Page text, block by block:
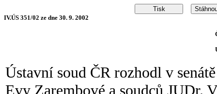
IV.ÚS 351/02 ze dne 30. 9. 2002
Ústavní soud ČR rozhodl v
Evy Zarembové a soudců JUDr.